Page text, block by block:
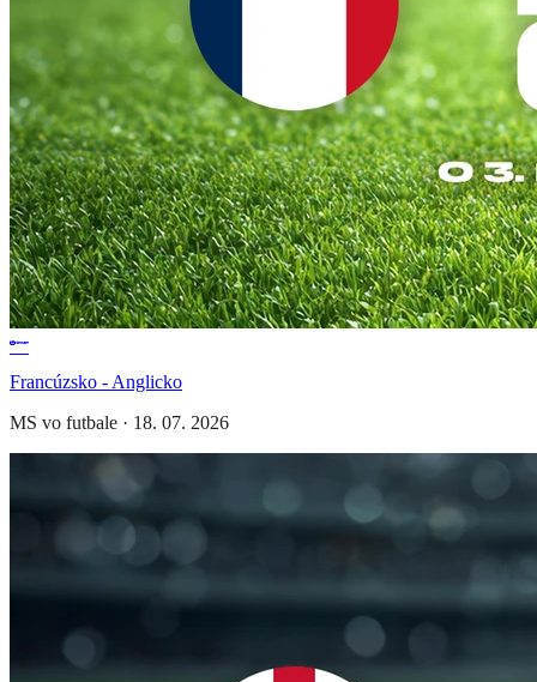
Francúzsko - Anglicko
MS vo futbale · 18. 07. 2026